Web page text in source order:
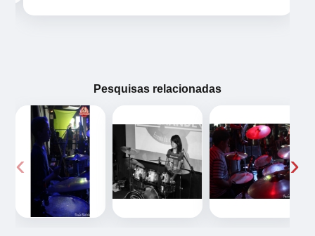
Pesquisas relacionadas
‹ ›